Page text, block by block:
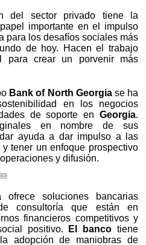
del sector privado tiene la
importante en el impulso
para los desafíos sociales más
de hoy. Hacen el trabajo
para crear un porvenir más
Bank of North Georgiase ha
en los negocios
de soporte en Georgia.
en nombre de sus
ayuda a dar impulso a las
tener un enfoque prospectivo
y difusión.
ofrece soluciones bancarias
consultoría que están en
financieros competitivos y
positivo.
El banco tiene
adopción de maniobras de